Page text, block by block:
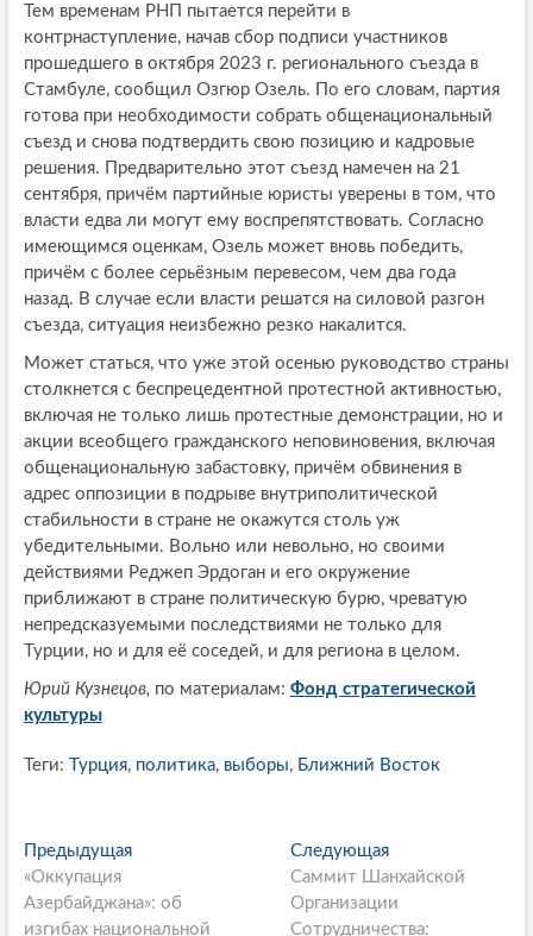
Тем временам РНП пытается перейти в
контрнаступление, начав сбор подписи участников
прошедшего в октября 2023 г. регионального съезда в
Стамбуле, сообщил Озгюр Озель. По его словам, партия
готова при необходимости собрать общенациональный
съезд и снова подтвердить свою позицию и кадровые
решения. Предварительно этот съезд намечен на 21
сентября, причём партийные юристы уверены в том, что
власти едва ли могут ему воспрепятствовать. Согласно
имеющимся оценкам, Озель может вновь победить,
причём с более серьёзным перевесом, чем два года
назад. В случае если власти решатся на силовой разгон
съезда, ситуация неизбежно резко накалится.
Может статься, что уже этой осенью руководство страны
столкнется с беспрецедентной протестной активностью,
включая не только лишь протестные демонстрации, но и
акции всеобщего гражданского неповиновения, включая
общенациональную забастовку, причём обвинения в
адрес оппозиции в подрыве внутриполитической
стабильности в стране не окажутся столь уж
убедительными. Вольно или невольно, но своими
действиями Реджеп Эрдоган и его окружение
приближают в стране политическую бурю, чреватую
непредсказуемыми последствиями не только для
Турции, но и для её соседей, и для региона в целом.
Юрий Кузнецов, по материалам: Фонд стратегической
культуры
Теги: Турция, политика, выборы, Ближний Восток
P
o
ПредыдущаяП
е
д
«Оккупация
Азербайджана»: об
изгибах национальной
Следующая
л
е
д
Саммит Шанхайской
Организации
Сотрудничества: